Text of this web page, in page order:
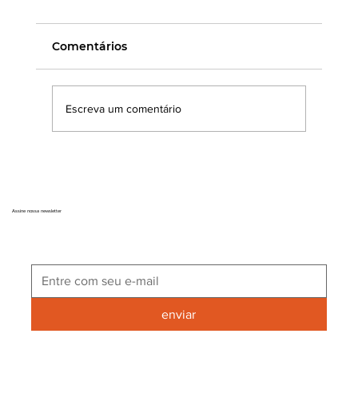
Comentários
Escreva um comentário
Assine nossa newsletter
enviar